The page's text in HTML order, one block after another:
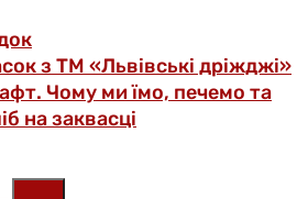
з ТМ «Львівські дріжджі»
Чому ми їмо, печемо та
на заквасці